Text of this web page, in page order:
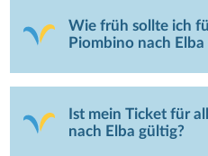
Wie früh sollte ich
Piombino nach
Ist mein Ticket für
nach Elba gültig?